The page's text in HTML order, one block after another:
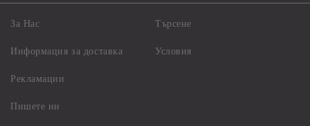
За Нас
Информация за доставка
Рекламации
Пишете ни
Търсене
Условия